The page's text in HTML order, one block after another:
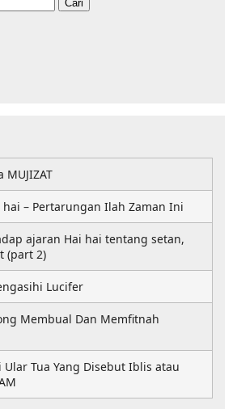
hai – Pertarungan Ilah Zaman Ini
ajaran Hai hai tentang setan,
(part 2)
Lucifer
Membual Dan Memfitnah
Ular Tua Yang Disebut Iblis atau